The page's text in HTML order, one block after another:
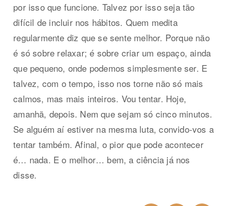
por isso que funcione. Talvez por isso seja tão
difícil de incluir nos hábitos. Quem medita
regularmente diz que se sente melhor. Porque não
é só sobre relaxar; é sobre criar um espaço, ainda
que pequeno, onde podemos simplesmente ser. E
talvez, com o tempo, isso nos torne não só mais
calmos, mas mais inteiros. Vou tentar. Hoje,
amanhã, depois. Nem que sejam só cinco minutos.
Se alguém aí estiver na mesma luta, convido-vos a
tentar também. Afinal, o pior que pode acontecer
é… nada. E o melhor… bem, a ciência já nos
disse.